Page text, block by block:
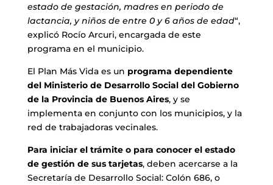
estado de gestación, madres en periodo de
lactancia, y niños de entre 0 y 6 años de edad“,
explicó Rocío Arcuri, encargada de este
programa en el municipio.
El Plan Más Vida es un programa dependiente
del Ministerio de Desarrollo Social del Gobierno
de la Provincia de Buenos Aires, y se
implementa en conjunto con los municipios, y la
red de trabajadoras vecinales.
Para iniciar el trámite o para conocer el estado
de gestión de sus tarjetas, deben acercarse a la
Secretaría de Desarrollo Social: Colón 686, o